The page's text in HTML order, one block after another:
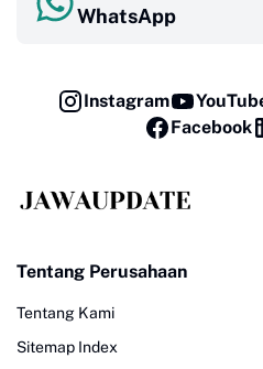
WhatsApp
Instagram
Facebook
Tentang Perusahaan
Tentang Kami
Sitemap Index